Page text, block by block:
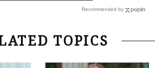
2026.7.29
若いですね」は褒め言葉？“若い＝美しい”と
Recommended by
TOPICS